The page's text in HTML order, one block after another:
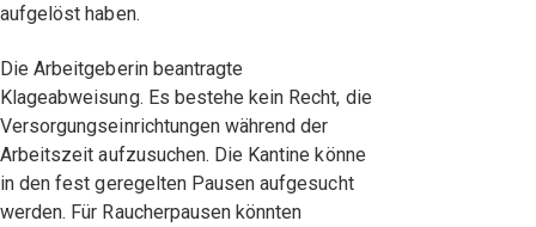
aufgelöst haben.
Die Arbeitgeberin beantragte
Klageabweisung. Es bestehe kein Recht, die
Versorgungseinrichtungen während der
Arbeitszeit aufzusuchen. Die Kantine könne
in den fest geregelten Pausen aufgesucht
werden. Für Raucherpausen könnten